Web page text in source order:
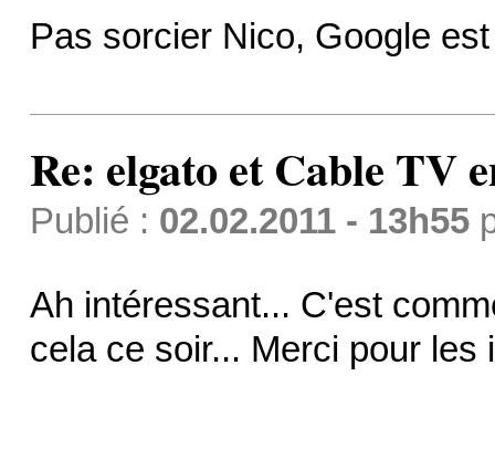
Pas sorcier Nico, Google
Re: elgato et Cable TV
Publié : 02.02.2011 - 13h55
Ah intéressant... C'est
cela ce soir... Merci pour